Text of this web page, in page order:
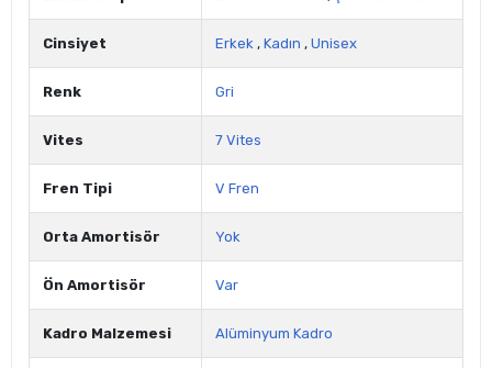
Cinsiyet Erkek , Kadın , Unisex
Renk Gri
Vites 7 Vites
Fren Tipi V Fren
Orta Amortisör Yok
Ön Amortisör Var
Kadro Malzemesi Alüminyum Kadro